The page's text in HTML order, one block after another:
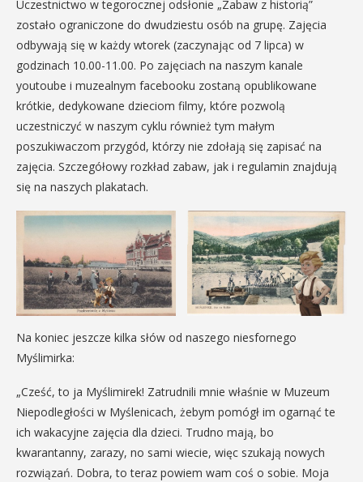
Uczestnictwo w tegorocznej odsłonie „Zabaw z historią”
zostało ograniczone do dwudziestu osób na grupę. Zajęcia
odbywają się w każdy wtorek (zaczynając od 7 lipca) w
godzinach 10.00-11.00. Po zajęciach na naszym kanale
youtoube i muzealnym facebooku zostaną opublikowane
krótkie, dedykowane dzieciom filmy, które pozwolą
uczestniczyć w naszym cyklu również tym małym
poszukiwaczom przygód, którzy nie zdołają się zapisać na
zajęcia. Szczegółowy rozkład zabaw, jak i regulamin znajdują
się na naszych plakatach.
Na koniec jeszcze kilka słów od naszego niesfornego
Myślimirka:
„Cześć, to ja Myślimirek! Zatrudnili mnie właśnie w Muzeum
Niepodległości w Myślenicach, żebym pomógł im ogarnąć te
ich wakacyjne zajęcia dla dzieci. Trudno mają, bo
kwarantanny, zarazy, no sami wiecie, więc szukają nowych
rozwiązań. Dobra, to teraz powiem wam coś o sobie. Moja